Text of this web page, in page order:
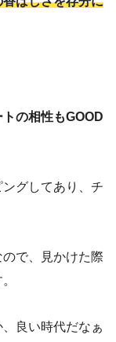
の相性もGOOD
グしてあり、チ
で、見かけた際
良い時代だなぁ